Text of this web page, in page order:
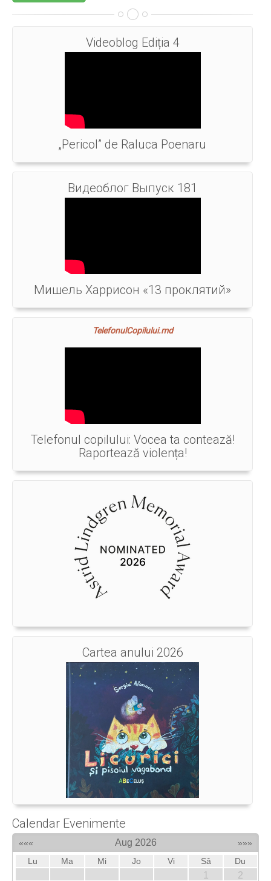
Videoblog Ediția 4
„Pericol” de Raluca Poenaru
Видеоблог Выпуск 181
Мишель Харрисон «13 проклятий»
TelefonulCopilului.md
Telefonul copilului: Vocea ta contează!
Raportează violența!
Cartea anului 2026
Calendar Evenimente
««« Aug 2026
»»»
Lu
Ma Mi Jo Vi Sâ Du
1
2